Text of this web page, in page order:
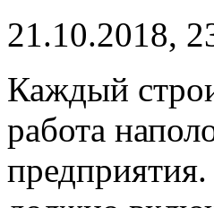
21.10.2018,
Каждый
работа
предприятия.